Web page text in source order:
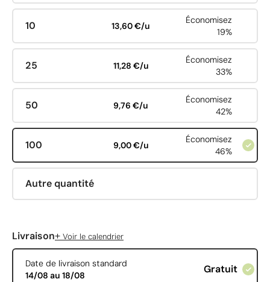
10 13,60 €/u
Économisez
19%
25 11,28 €/u
Économisez
33%
50 9,76 €/u
Économisez
42%
100 9,00 €/u
Économisez
46%
Autre quantité
Livraison+ Voir le calendrier
Date de livraison standard
14/08 au 18/08
Gratuit